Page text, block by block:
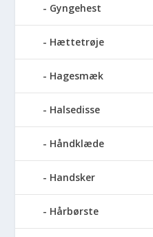
Gyngehest
Hættetrøje
Hagesmæk
Halsedisse
Håndklæde
Handsker
Hårbørste